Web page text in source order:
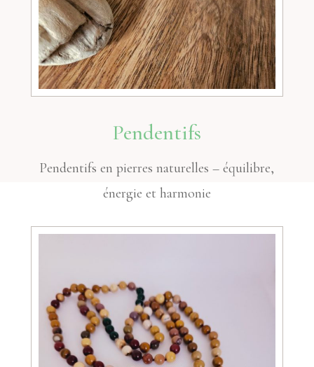
Pendentifs
Pendentifs en pierres naturelles – équilibre,
énergie et harmonie